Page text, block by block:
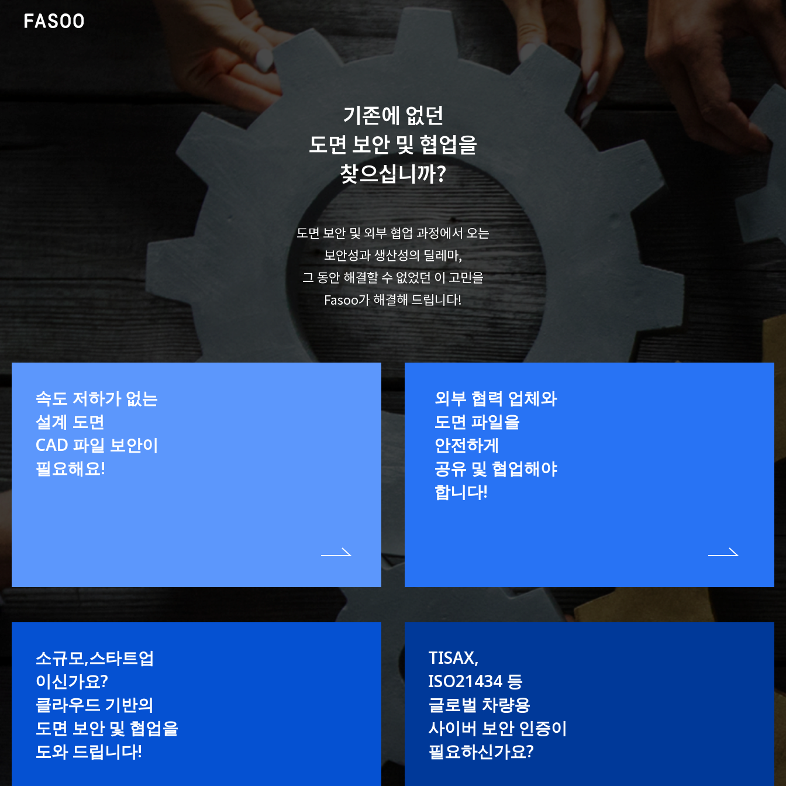
기존에 없던
도면 보안 및 협업을
찾으십니까?
도면 보안 및 외부 협업 과정에서 오는
보안성과 생산성의 딜레마,
그 동안 해결할 수 없었던 이 고민을
Fasoo가 해결해 드립니다!
속도 저하가 없는
설계 도면
CAD 파일 보안이
필요해요!
외부 협력 업체와
도면 파일을
안전하게
공유 및 협업해야
합니다!
소규모,스타트업
이신가요?
클라우드 기반의
도면 보안 및 협업을
도와 드립니다!
TISAX,
ISO21434 등
글로벌 차량용
사이버 보안 인증이
필요하신가요?